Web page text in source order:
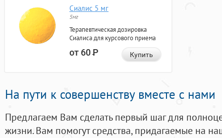
Сиалис 5 мг
5мг
Терапевтическая дозировка
Сиалиса для курсового приема
от 60Р Купить
На пути к совершенству вместе с нами
Предлагаем Вам сделать первый шаг для
жизни. Вам помогут средства, придагаемые на